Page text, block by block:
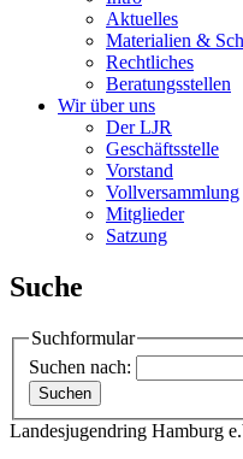
Aktuelles
Materialien &
Rechtliches
Beratungsstellen
Wir über uns
Der LJR
Geschäftsstelle
Vorstand
Vollversammlung
Mitglieder
Satzung
Suche
Suchformular
Suchen nach:
Landesjugendring Hamburg